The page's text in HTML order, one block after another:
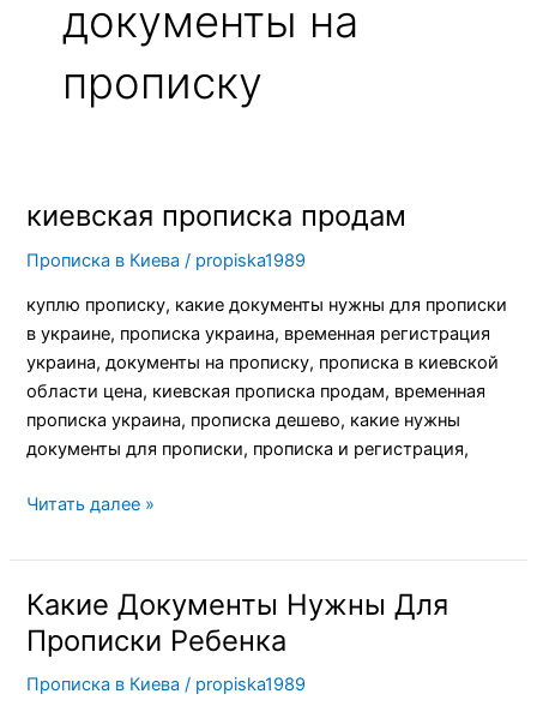
документы на
прописку
киевская прописка продам
Прописка в Киева / propiska1989
куплю прописку, какие документы нужны для прописки
в украине, прописка украина, временная регистрация
украина, документы на прописку, прописка в киевской
области цена, киевская прописка продам, временная
прописка украина, прописка дешево, какие нужны
документы для прописки, прописка и регистрация,
киевская
продам
Читать далее »
Какие Документы Нужны Для
Прописки Ребенка
Прописка в Киева / propiska1989
Какие
Документы
Нужны
Для